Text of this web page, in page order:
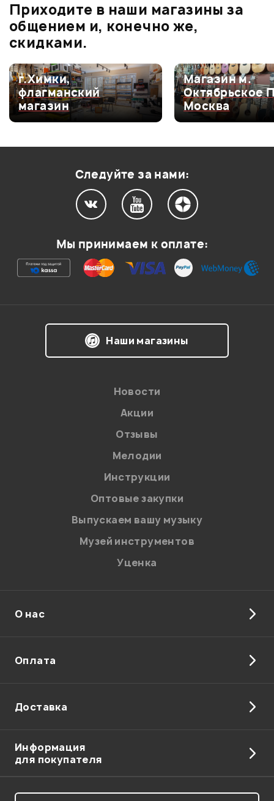
0.0
Оценка5
0
Оценка4
0
Оценка3
0
Ваша оценка:
на обработку персональных данных в
Политикой в отношении обработки
персональных данных.
Введите проверочное число:
Отправить
Приходите в наши магазины за
общением и, конечно же,
скидками.
г.Химки,
флагманский
магазин
Магазин м.
Октябрьское
Москва
Следуйте за нами:
Мы принимаем к оплате:
Наши магазины
Новости
Акции
Отзывы
Мелодии
Инструкции
Оптовые закупки
Выпускаем вашу музыку
Музей инструментов
Уценка
О нас
Оплата
Доставка
Информация
для покупателя